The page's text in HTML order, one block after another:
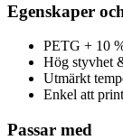
Egenskaper
PETG + 10
Hög styvhet
Utmärkt
Enkel att
Passar med